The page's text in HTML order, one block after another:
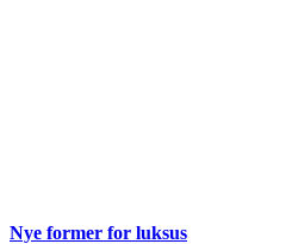
Nye former for luksus